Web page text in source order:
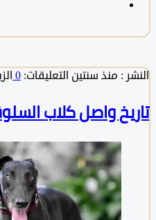
:منذ سنتينالتعليقات:0الزيارات: 811
واصل كلاب السلوقي